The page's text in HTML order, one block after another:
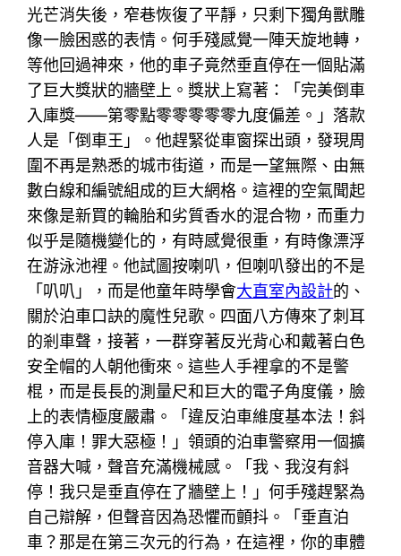
光芒消失後，窄巷恢復了平靜，只剩下獨角獸雕
像一臉困惑的表情。何手殘感覺一陣天旋地轉，
等他回過神來，他的車子竟然垂直停在一個貼滿
了巨大獎狀的牆壁上。獎狀上寫著：「完美倒車
入庫獎——第零點零零零零零九度偏差。」落款
人是「倒車王」。他趕緊從車窗探出頭，發現周
圍不再是熟悉的城市街道，而是一望無際、由無
數白線和編號組成的巨大網格。這裡的空氣聞起
來像是新買的輪胎和劣質香水的混合物，而重力
似乎是隨機變化的，有時感覺很重，有時像漂浮
在游泳池裡。他試圖按喇叭，但喇叭發出的不是
「叭叭」，而是他童年時學會大直室內設計的、
關於泊車口訣的魔性兒歌。四面八方傳來了刺耳
的剎車聲，接著，一群穿著反光背心和戴著白色
安全帽的人朝他衝來。這些人手裡拿的不是警
棍，而是長長的測量尺和巨大的電子角度儀，臉
上的表情極度嚴肅。「違反泊車維度基本法！斜
停入庫！罪大惡極！」領頭的泊車警察用一個擴
音器大喊，聲音充滿機械感。「我、我沒有斜
停！我只是垂直停在了牆壁上！」何手殘趕緊為
自己辯解，但聲音因為恐懼而顫抖。「垂直泊
車？那是在第三次元的行為，在這裡，你的車體